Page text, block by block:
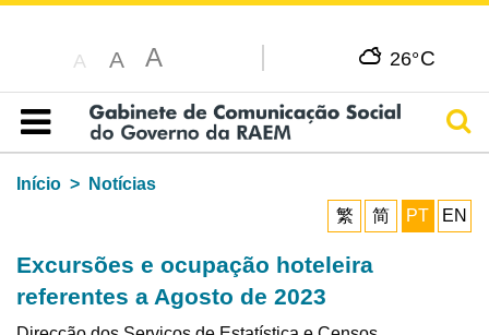
A A A 26°C
Índice
Início
Notícias
繁
简 PT EN
Excursões e ocupação hoteleira
referentes a Agosto de 2023